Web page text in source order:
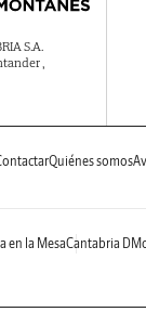
S.A.
,
Quiénes somos
en la MesaCantabria